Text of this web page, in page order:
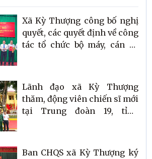
Xã Kỳ Thượng công bố nghị
quyết, các quyết định về công
tác tổ chức bộ máy, cán bộ
Lãnh đạo xã Kỳ Thượng
thăm, động viên chiến sĩ mới
tại Trung đoàn 19, tỉnh
Ban CHQS xã Kỳ Thượng ký